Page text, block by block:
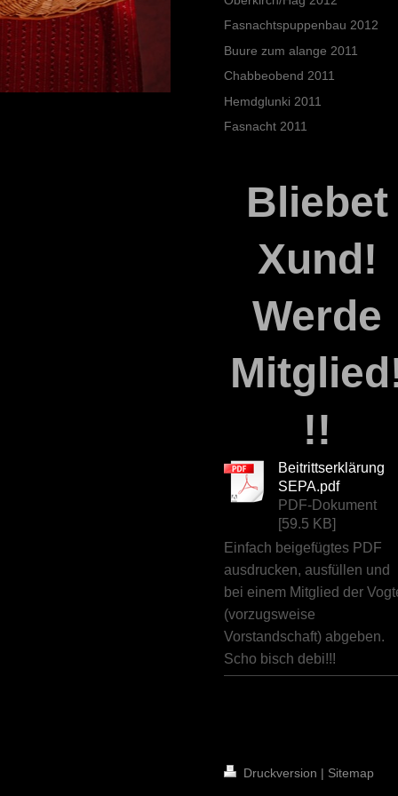
Fasnachtspuppenbau 2012
Buure zum alange 2011
Chabbeobend 2011
Hemdglunki 2011
Fasnacht 2011
Bliebet
Xund!
Werde
!!
Beitrittserklärung
SEPA.pdf
PDF-Dokument
[59.5 KB]
Einfach beigefügtes PDF
ausdrucken, ausfüllen und
bei einem Mitglied der
(vorzugsweise
Vorstandschaft) abgeben.
Scho bisch debi!!!
Druckversion | Sitemap